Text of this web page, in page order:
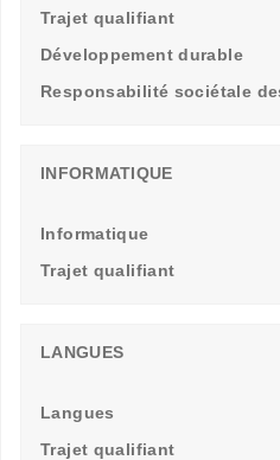
Trajet qualifiant
Développement durable
Responsabilité sociétale
INFORMATIQUE
Informatique
Trajet qualifiant
LANGUES
Langues
Trajet qualifiant